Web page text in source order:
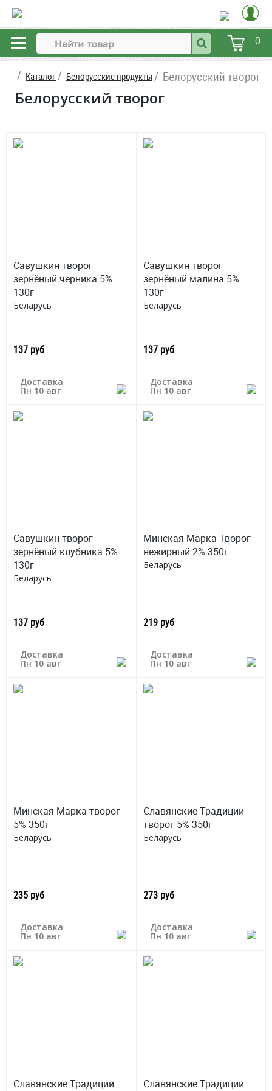
0
Каталог Белорусские продукты Белорусский творог
Белорусский творог
Савушкин творог
зернёный черника 5%
130г
Беларусь
137 руб
Доставка
Пн 10 авг
Савушкин творог
зернёный малина 5%
130г
Беларусь
137 руб
Доставка
Пн 10 авг
Савушкин творог
зернёный клубника 5%
130г
Беларусь
137 руб
Доставка
Пн 10 авг
Минская Марка Творог
нежирный 2% 350г
Беларусь
219 руб
Доставка
Пн 10 авг
Минская Марка творог
5% 350г
Беларусь
235 руб
Доставка
Пн 10 авг
Славянские Традиции
творог 5% 350г
Беларусь
273 руб
Доставка
Пн 10 авг
Славянские Традиции
Славянские Традиции